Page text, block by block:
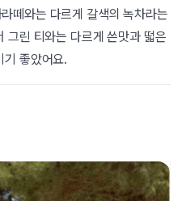
떼와는 다르게 갈색의 녹차라는
그린 티와는 다르게 쓴맛과 떫은
기 좋았어요.